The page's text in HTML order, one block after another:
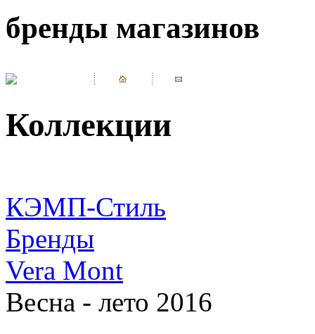
бренды магазинов
Коллекции
КЭМП-Стиль
Бренды
Vera Mont
Весна - лето 2016